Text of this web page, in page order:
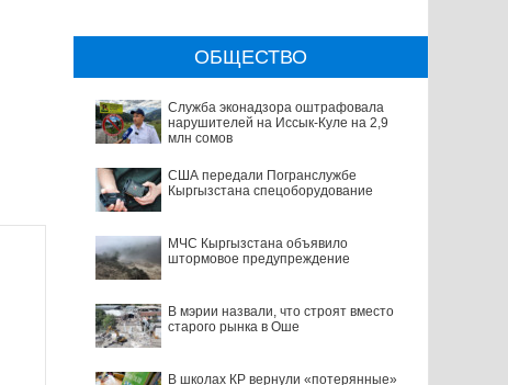
ОБЩЕСТВО
Служба эконадзора оштрафовала
нарушителей на Иссык-Куле на 2,9
млн сомов
США передали Погранслужбе
Кыргызстана спецоборудование
МЧС Кыргызстана объявило
штормовое предупреждение
В мэрии назвали, что строят вместо
старого рынка в Оше
В школах КР вернули «потерянные»